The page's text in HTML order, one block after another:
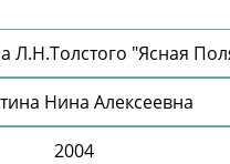
Л.Н.Толстого "Ясная
Нина Алексеевна
2004